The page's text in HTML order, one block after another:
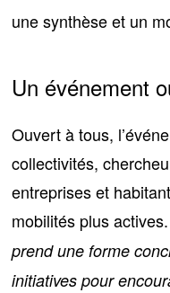
une synthèse et un
Un événement
Ouvert à tous,
collectivités,
entreprises et
mobilités plus
prend une forme
initiatives pour